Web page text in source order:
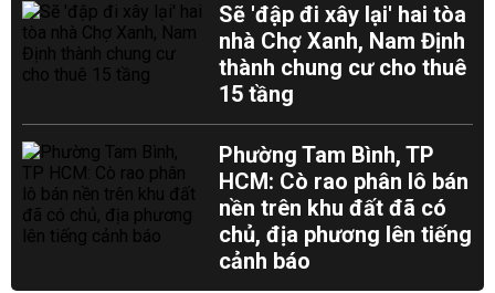
Sẽ 'đập đi xây lại' hai tòa
nhà Chợ Xanh, Nam Định
thành chung cư cho thuê
15 tầng
Phường Tam Bình, TP
HCM: Cò rao phân lô bán
nền trên khu đất đã có
chủ, địa phương lên tiếng
cảnh báo